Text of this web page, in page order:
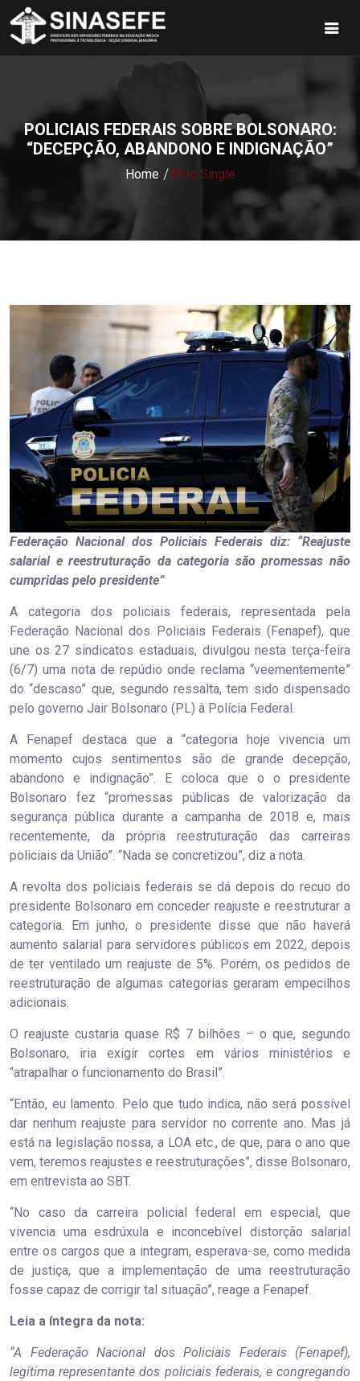
POLICIAIS FEDERAIS SOBRE BOLSONARO:
“DECEPÇÃO, ABANDONO E INDIGNAÇÃO”
Home Blog Single
Federação Nacional dos Policiais Federais diz: “Reajuste
salarial e reestruturação da categoria são promessas não
cumpridas pelo presidente”
A categoria dos policiais federais, representada pela
Federação Nacional dos Policiais Federais (Fenapef), que
une os 27 sindicatos estaduais, divulgou nesta terça-feira
(6/7) uma nota de repúdio onde reclama “veementemente”
do “descaso” que, segundo ressalta, tem sido dispensado
pelo governo Jair Bolsonaro (PL) à Polícia Federal.
A Fenapef destaca que a “categoria hoje vivencia um
momento cujos sentimentos são de grande decepção,
abandono e indignação”. E coloca que o o presidente
Bolsonaro fez “promessas públicas de valorização da
segurança pública durante a campanha de 2018 e, mais
recentemente, da própria reestruturação das carreiras
policiais da União”. “Nada se concretizou”, diz a nota.
A revolta dos policiais federais se dá depois do recuo do
presidente Bolsonaro em conceder reajuste e reestruturar a
categoria. Em junho, o presidente disse que não haverá
aumento salarial para servidores públicos em 2022, depois
de ter ventilado um reajuste de 5%. Porém, os pedidos de
reestruturação de algumas categorias geraram empecilhos
adicionais.
O reajuste custaria quase R$ 7 bilhões – o que, segundo
Bolsonaro, iria exigir cortes em vários ministérios e
“atrapalhar o funcionamento do Brasil”.
“Então, eu lamento. Pelo que tudo indica, não será possível
dar nenhum reajuste para servidor no corrente ano. Mas já
está na legislação nossa, a LOA etc., de que, para o ano que
vem, teremos reajustes e reestruturações”, disse Bolsonaro,
em entrevista ao SBT.
“No caso da carreira policial federal em especial, que
vivencia uma esdrúxula e inconcebível distorção salarial
entre os cargos que a integram, esperava-se, como medida
de justiça, que a implementação de uma reestruturação
fosse capaz de corrigir tal situação”, reage a Fenapef.
Leia a íntegra da nota:
“A Federação Nacional dos Policiais Federais (Fenapef),
legítima representante dos policiais federais, e congregando